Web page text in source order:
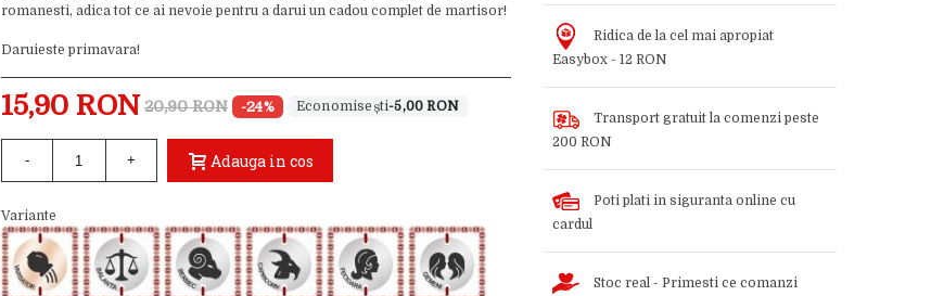
romanesti, adica tot ce ai nevoie pentru a darui un cadou complet de martisor!
Daruieste primavara!
15,90 RON 20,90 RON -24% -5,00 RON
- + Adauga in cos
Variante
Ridica de la cel mai apropiat
Easybox - 12 RON
Transport gratuit la comenzi peste
200 RON
Poti plati in siguranta online cu
cardul
Stoc real - Primesti ce comanzi